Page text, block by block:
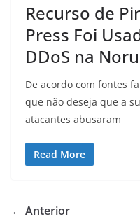
Recurso de
Press Foi
DDoS na
De acordo com fontes
que não deseja que a
atacantes abusaram
Read More
← Anterior